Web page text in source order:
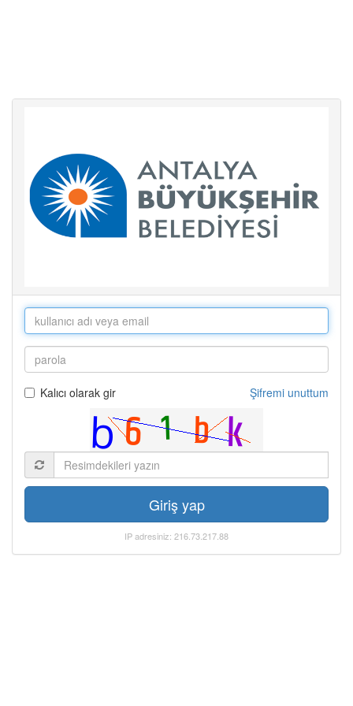
Kalıcı olarak gir Şifremi unuttum
Giriş yap
IP adresiniz: 216.73.217.88